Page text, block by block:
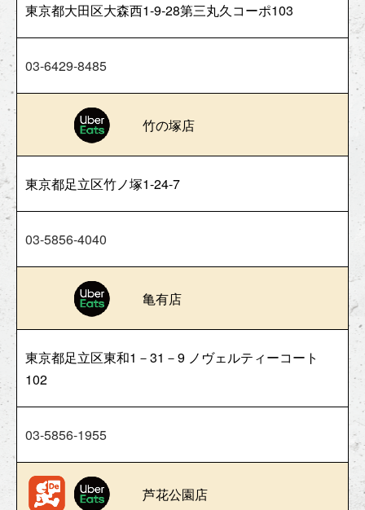
東京都大田区大森西1-9-28第三丸久コーポ103
03-6429-8485
竹の塚店
東京都足立区竹ノ塚1-24-7
03-5856-4040
亀有店
東京都足立区東和1－31－9 ノヴェルティーコート
102
03-5856-1955
芦花公園店